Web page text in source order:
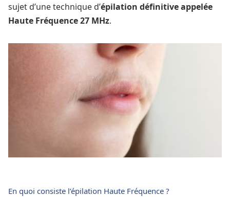
sujet d’une technique d’épilation définitive appelée
Haute Fréquence 27 MHz.
En quoi consiste l’épilation Haute Fréquence ?